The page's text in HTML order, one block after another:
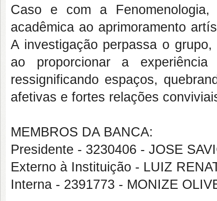
Caso e com a
acadêmica ao aprimoramento
A investigação perpassa o
ao proporcionar a
ressignificando espaços,
afetivas e fortes relações
MEMBROS DA BANCA:
Presidente - 3230406 - JOSE
Externo à Instituição - LUIZ
Interna - 2391773 - MONIZE